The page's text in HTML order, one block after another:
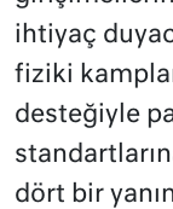
ihtiyaç
fiziki
desteğiyle
dört bir